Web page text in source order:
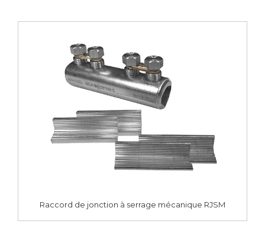
Raccord de jonction à serrage mécanique RJSM